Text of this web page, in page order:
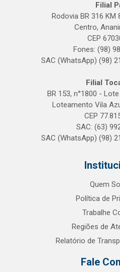
Filial
Rodovia BR 316 KM
Centro,
CEP
Fones: (98)
SAC (WhatsApp) (98)
Filial
BR 153, n°1800 -
Loteamento Vila
CEP
SAC: (63)
SAC (WhatsApp) (98)
Quem
Política de
Trabalhe
Regiões de
Relatório de
Fale